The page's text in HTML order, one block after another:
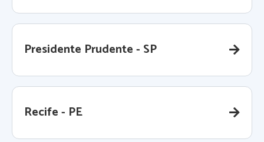
Presidente Prudente - SP
Recife - PE